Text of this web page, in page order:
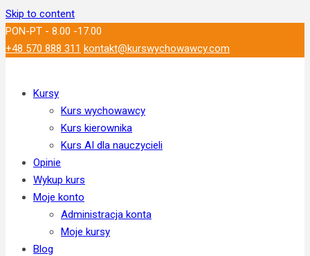
Skip to content
PON-PT - 8.00 -17.00
+48 570 888 311 kontakt@kurswychowawcy.com
Kursy
Kurs wychowawcy
Kurs kierownika
Kurs AI dla nauczycieli
Opinie
Wykup kurs
Moje konto
Administracja konta
Moje kursy
Blog